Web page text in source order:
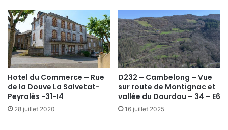
Hotel du Commerce – Rue
de la Douve La Salvetat-
Peyralès -31-I4
28 juillet 2020
D232 – Cambelong – Vue
sur route de Montignac et
vallée du Dourdou – 34 – E6
16 juillet 2025